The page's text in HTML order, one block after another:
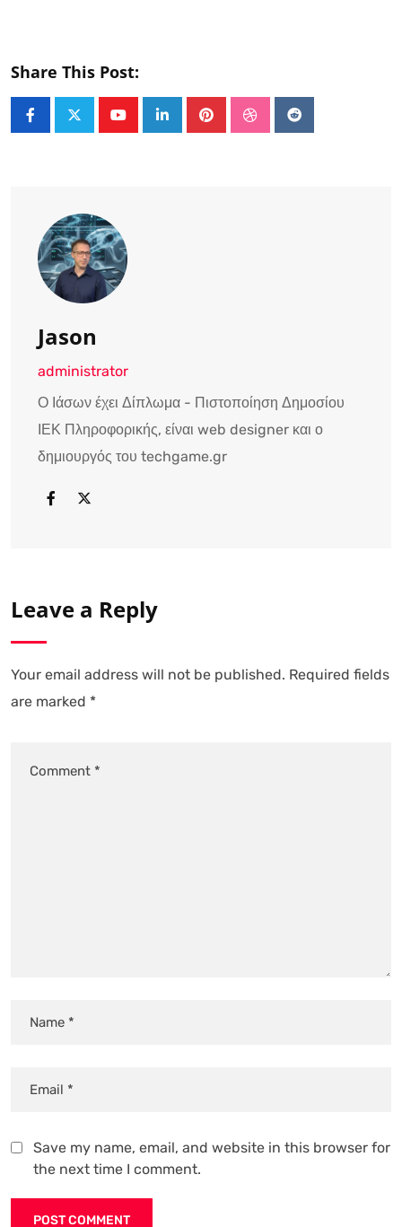
Share This Post:
YoutubeLinkedInPinterestStumbleUpon
Reddit
Jason
administrator
Ο Ιάσων έχει Δίπλωμα - Πιστοποίηση Δημοσίου
ΙΕΚ Πληροφορικής, είναι web designer και ο
δημιουργός του techgame.gr
Leave a Reply
Your email address will not be published. Required fields
are marked *
Save my name, email, and website in this browser for
the next time I comment.